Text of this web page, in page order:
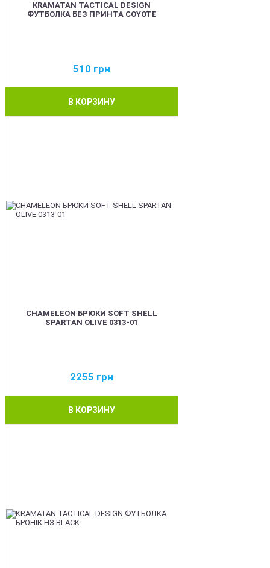
KRAMATAN TACTICAL DESIGN
ФУТБОЛКА БЕЗ ПРИНТА COYOTE
510 грн
В КОРЗИНУ
CHAMELEON БРЮКИ SOFT SHELL
SPARTAN OLIVE 0313-01
2255 грн
В КОРЗИНУ